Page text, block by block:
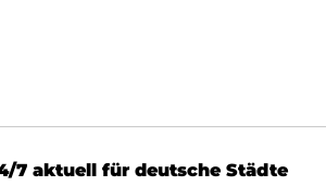
7 aktuell für deutsche Städte